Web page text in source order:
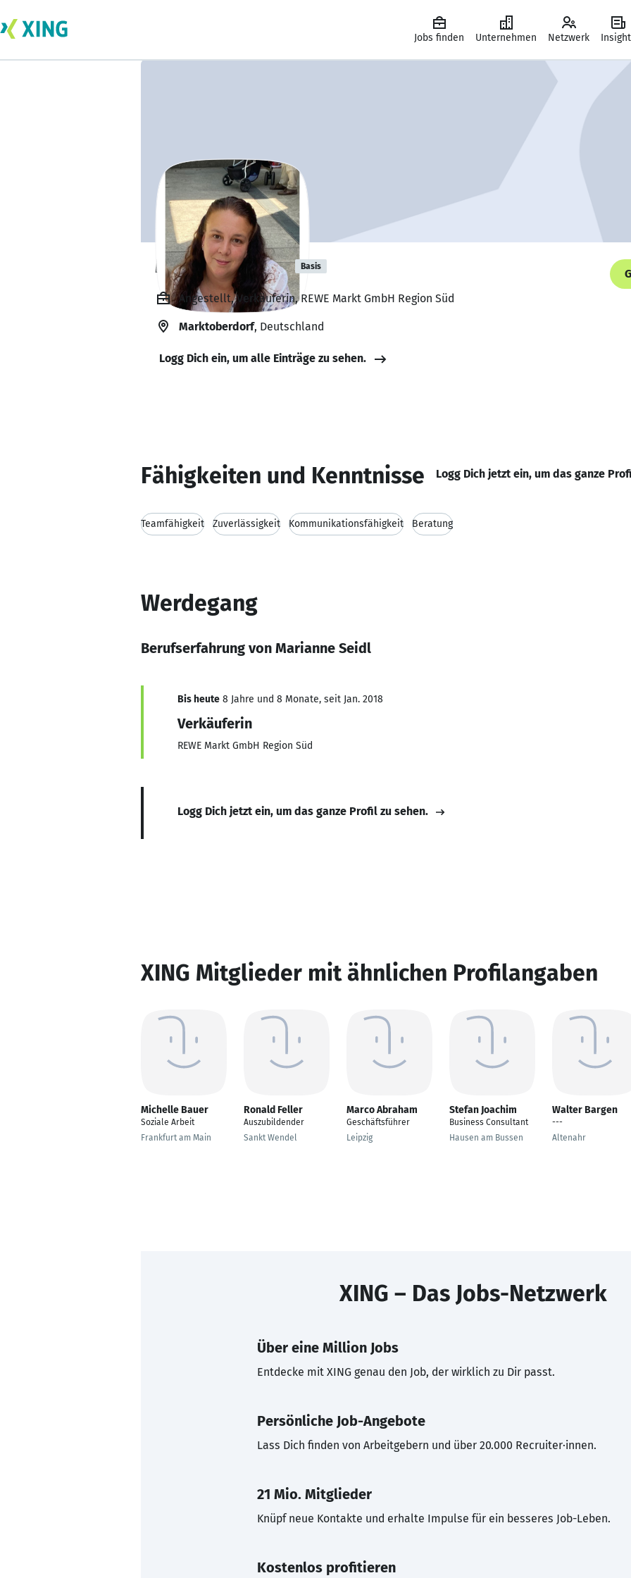
Jobs finden Unternehmen Netzwerk
Marianne Seidl Basis
Angestellt, Verkäuferin, REWE Markt GmbH Region Süd
Marktoberdorf, Deutschland
Logg Dich ein, um alle Einträge zu sehen.
Fähigkeiten und Kenntnisse Logg Dich jetzt ein, um das ganze
Teamfähigkeit Zuverlässigkeit Kommunikationsfähigkeit Beratung
Werdegang
Berufserfahrung von Marianne Seidl
Bis heute 8 Jahre und 8 Monate, seit Jan. 2018
Verkäuferin
REWE Markt GmbH Region Süd
Logg Dich jetzt ein, um das ganze Profil zu sehen.
XING Mitglieder mit ähnlichen Profilangaben
Michelle Bauer
Soziale Arbeit
Frankfurt am Main
Ronald Feller
Auszubildender
Sankt Wendel
Marco Abraham
Geschäftsführer
Leipzig
Stefan Joachim
Business Consultant
Hausen am Bussen
Walter Bargen
---
Altenahr
XING – Das Jobs-Netzwerk
Über eine Million Jobs
Entdecke mit XING genau den Job, der wirklich zu Dir passt.
Persönliche Job-Angebote
Lass Dich finden von Arbeitgebern und über 20.000 Recruiter·innen.
21 Mio. Mitglieder
Knüpf neue Kontakte und erhalte Impulse für ein besseres Job-Leben.
Kostenlos profitieren